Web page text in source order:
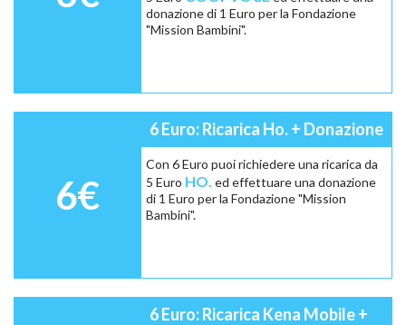
donazione di 1 Euro per la Fondazione
"Mission Bambini".
6€
6 Euro: Ricarica Ho. + Donazione
Con 6 Euro puoi richiedere una ricarica da
5 Euro HO. ed effettuare una donazione
di 1 Euro per la Fondazione "Mission
Bambini".
6 Euro: Ricarica Kena Mobile +